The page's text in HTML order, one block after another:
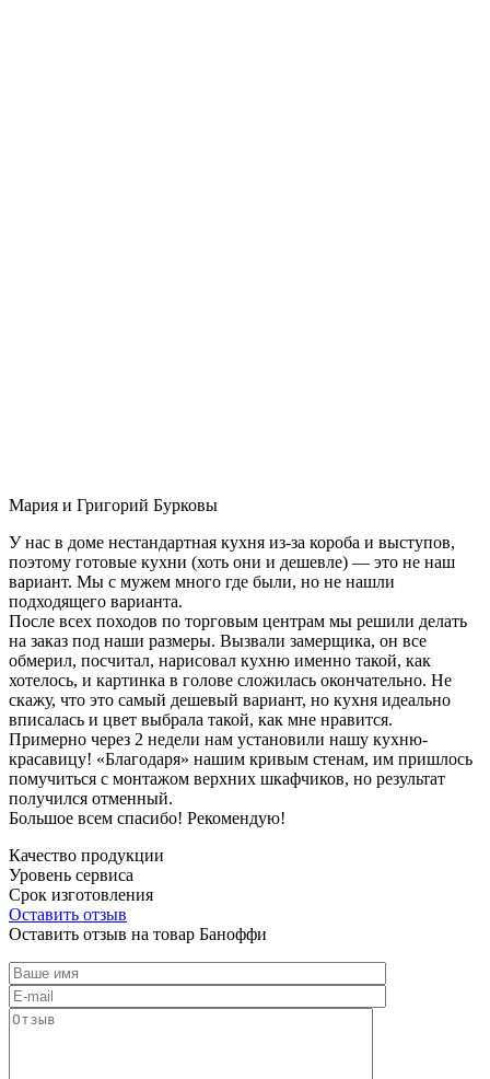
Мария и Григорий Бурковы
У нас в доме нестандартная кухня из-за короба и выступов,
поэтому готовые кухни (хоть они и дешевле) — это не наш
вариант. Мы с мужем много где были, но не нашли
подходящего варианта.
После всех походов по торговым центрам мы решили делать
на заказ под наши размеры. Вызвали замерщика, он все
обмерил, посчитал, нарисовал кухню именно такой, как
хотелось, и картинка в голове сложилась окончательно. Не
скажу, что это самый дешевый вариант, но кухня идеально
вписалась и цвет выбрала такой, как мне нравится.
Примерно через 2 недели нам установили нашу кухню-
красавицу! «Благодаря» нашим кривым стенам, им пришлось
помучиться с монтажом верхних шкафчиков, но результат
получился отменный.
Большое всем спасибо! Рекомендую!
Качество продукции
Уровень сервиса
Срок изготовления
Оставить отзыв
Оставить отзыв на товар Баноффи